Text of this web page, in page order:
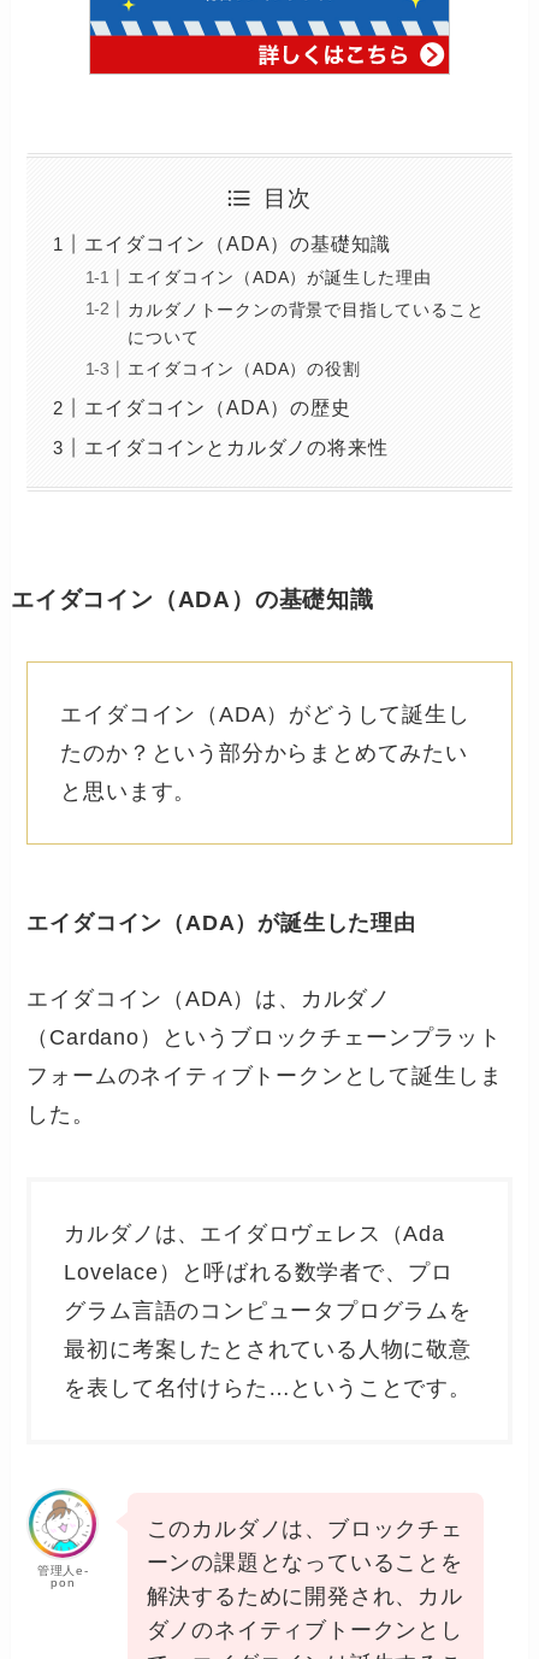
目次
エイダコイン（ADA）の基礎知識
エイダコイン（ADA）が誕生した理由
カルダノトークンの背景で目指していること
について
エイダコイン（ADA）の役割
エイダコイン（ADA）の歴史
エイダコインとカルダノの将来性
エイダコイン（ADA）の基礎知識
エイダコイン（ADA）がどうして誕生し
たのか？という部分からまとめてみたい
と思います。
エイダコイン（ADA）が誕生した理由
エイダコイン（ADA）は、カルダノ
（Cardano）というブロックチェーンプラット
フォームのネイティブトークンとして誕生しま
した。
カルダノは、エイダロヴェレス（Ada
Lovelace）と呼ばれる数学者で、プロ
グラム言語のコンピュータプログラムを
最初に考案したとされている人物に敬意
を表して名付けらた…ということです。
管理人e-
pon
このカルダノは、ブロックチェ
ーンの課題となっていることを
解決するために開発され、カル
ダノのネイティブトークンとし